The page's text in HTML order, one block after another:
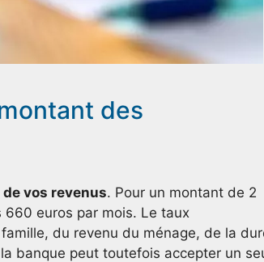
des
de vos revenus. Pour un montant de 2
euros par mois. Le taux
du revenu du ménage, de la
banque peut toutefois accepter un